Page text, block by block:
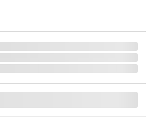
詰まった汚れと余分な皮脂や汚れをし
や黒ずみを溶かして、浮かび上った汚
【美肌へトリートメント】さらに発酵
テカリを防いでなめらかな肌へ導きま
ハリケア、うるおい、ブライトケアな